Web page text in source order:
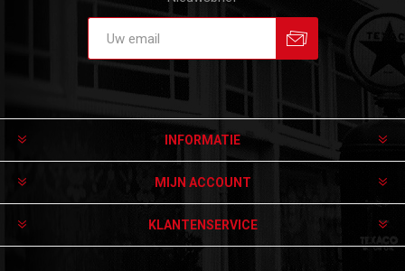
INFORMATIE
MIJN ACCOUNT
KLANTENSERVICE